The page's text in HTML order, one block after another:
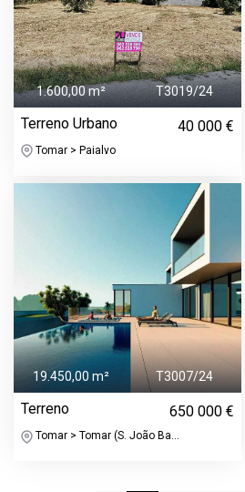
1.600,00 m² T3019/24
Terreno Urbano 40 000 €
Tomar > Paialvo
19.450,00 m² T3007/24
Terreno 650 000 €
Tomar > Tomar (S. João Ba...